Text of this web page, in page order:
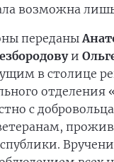
возможна лишь
переданы
и
в столице
отделения
с